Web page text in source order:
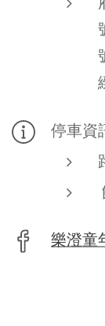
停車資
樂澄童